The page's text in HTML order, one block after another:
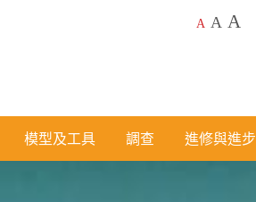
A A A
模型及工具 調查 進修與進步